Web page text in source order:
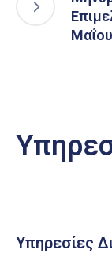
Μαΐου
Υπηρεσίες